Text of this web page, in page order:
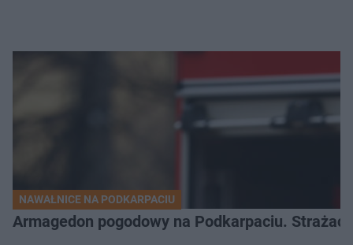
NAWAŁNICE NA PODKARPACIU
Armagedon pogodowy na Podkarpaciu.